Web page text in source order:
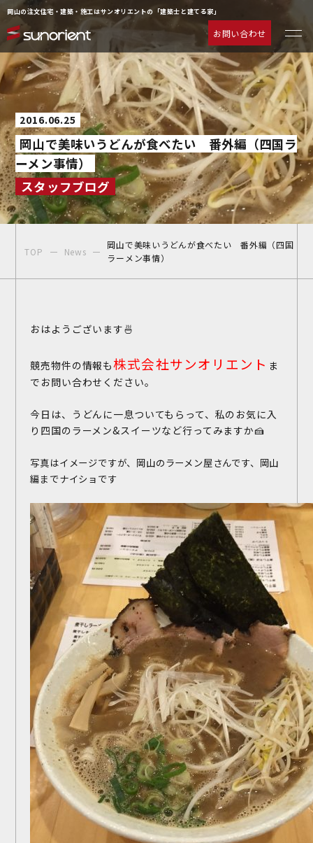
岡山の注文住宅・建築・施工はサンオリエントの「建築士と建てる家」
お問い合わせ
一級建築士の相談室
注文住宅について
ラインナップ
サービス
施工事例
物件情報
お客様の声
動画ギャラリー
よくあるご質問
企業情報
お知らせ
お問い合わせ
2016.06.25
岡山で美味いうどんが食べたい 番外編（四国ラ
ーメン事情）
スタッフブログ
TOP News
岡山で美味いうどんが食べたい 番外編（四国
ラーメン事情）
おはようございます🍜
競売物件の情報も株式会社サンオリエント ま
でお問い合わせください。
今日は、うどんに一息ついてもらって、私のお気に入
り四国のラーメン&スイーツなど行ってみますか🍰
写真はイメージですが、岡山のラーメン屋さんです、岡山
編までナイショです